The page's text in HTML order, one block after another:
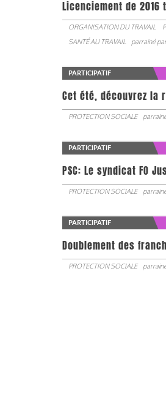
Licenciement de
ORGANISATION DU TRAVAIL
SANTÉ AU TRAVAIL
parrainé
PARTICIPATIF
Cet été, découvrez la
PROTECTION SOCIALE
PARTICIPATIF
PSC: Le syndicat FO
PROTECTION SOCIALE
PARTICIPATIF
Doublement des
PROTECTION SOCIALE